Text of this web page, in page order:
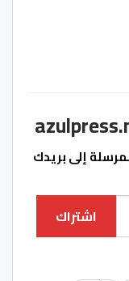
إلى بريدك
اشتراك